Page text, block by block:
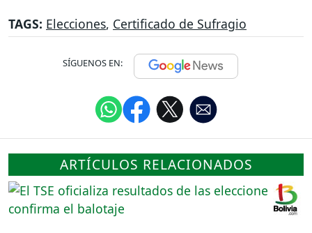
TAGS: Elecciones, Certificado de Sufragio
SÍGUENOS EN:
ARTÍCULOS RELACIONADOS